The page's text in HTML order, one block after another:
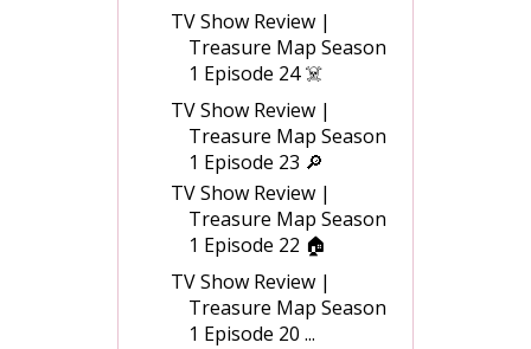
TV Show Review |
Treasure Map Season
1 Episode 24 ☠️
TV Show Review |
Treasure Map Season
1 Episode 23 🔎
TV Show Review |
Treasure Map Season
1 Episode 22 🏠
TV Show Review |
Treasure Map Season
1 Episode 20 ...